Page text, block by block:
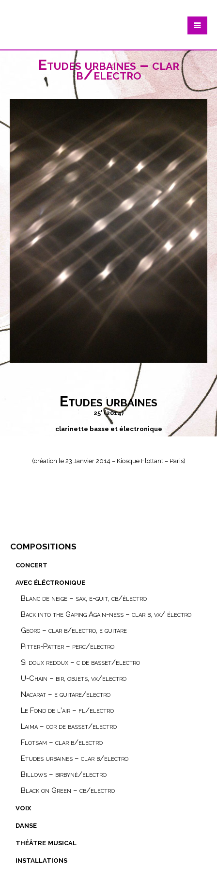
Etudes urbaines – clar
b/electro
Etudes urbaines
25′ (2014)
clarinette basse et électronique
(création le 23 Janvier 2014 – Kiosque Flottant – Paris)
compositions
installations
théâtre musical
danse
voix
avec éléctronique
Black on Green – cb/electro
Billows – birbynė/electro
Etudes urbaines – clar b/electro
Flotsam – clar b/electro
Laima – cor de basset/electro
Le Fond de l’air – fl/electro
Nacarat – e guitare/electro
U-Chain – bir, objets, vx/electro
Si doux redoux – c de basset/electro
Pitter-Patter – perc/electro
Georg – clar b/electro, e guitare
Back into the Gaping Again-ness – clar b, vx/ électro
Blanc de neige – sax, e-guit, cb/électro
concert